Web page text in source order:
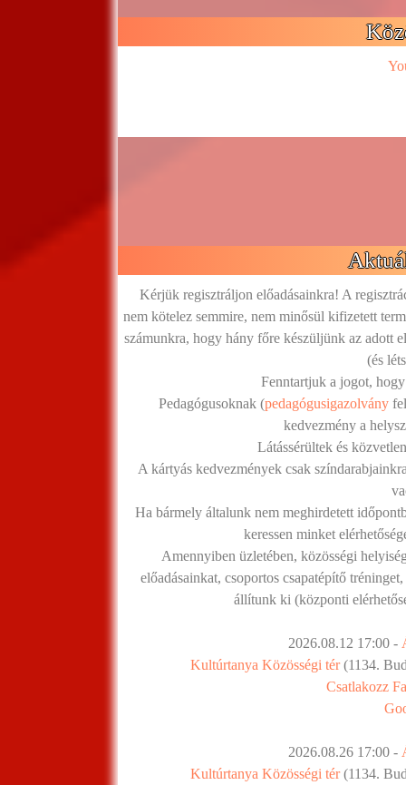
Kérjük regisztráljon előadásainkra! A
nem kötelez semmire, nem minősül kifizetett
számunkra, hogy hány főre készüljünk az adott
(és
Fenntartjuk a jogot,
Pedagógusoknak (pedagógusigazolvány
kedvezmény a
Látássérültek és
A kártyás kedvezmények csak
Ha bármely általunk nem meghirdetett
keressen minket
Amennyiben üzletében, közösségi
előadásainkat, csoportos csapatépítő
állítunk ki (központi
2026.08.12 17:00 -
Kultúrtanya Közösségi tér(1134.
Csatlakozz
2026.08.26 17:00 -
Kultúrtanya Közösségi tér(1134.